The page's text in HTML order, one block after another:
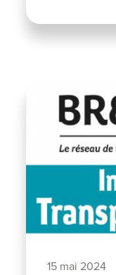
15 mai 2024